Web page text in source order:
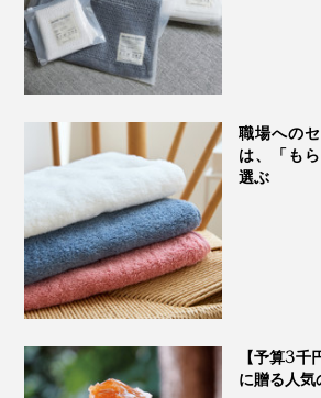
九州大学との共同研究では、黄色ブ
歯周病菌に対する「増殖阻害効果」
す。詳しくはこちら
職場への
は、「も
選ぶ
【予算3
に贈る人気